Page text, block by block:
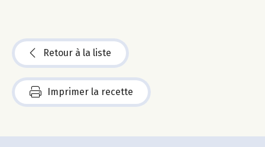
Retour à la liste
Imprimer la recette